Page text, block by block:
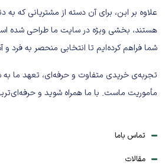
علاوه بر این، برای آن دسته از مشتریانی که به
هستند، بخشی ویژه در سایت ما طراحی شده
شما فراهم کرده‌ایم تا انتخابی منحصر به فرد و
تجربه‌ی خریدی متفاوت و حرفه‌ای، تعهد ما
مأموریت ماست. با ما همراه شوید و
تماس باما
مقالات